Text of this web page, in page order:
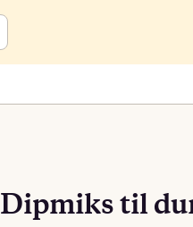
Dipmiks til